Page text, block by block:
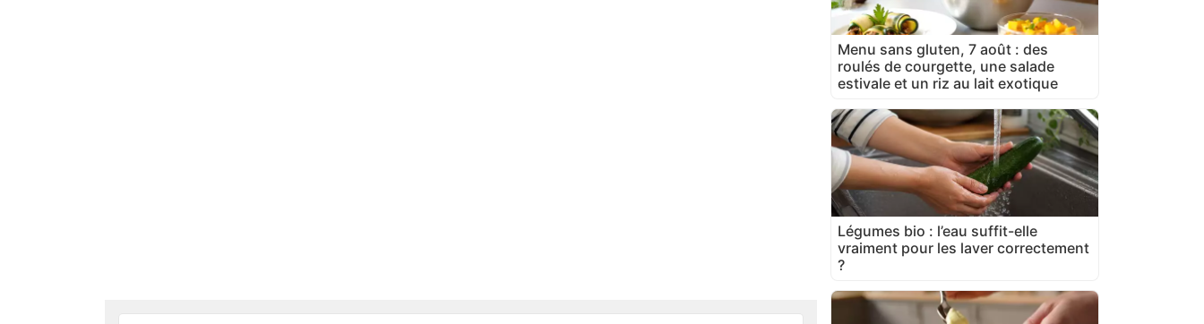
Menu sans gluten, 7 août : des
roulés de courgette, une salade
estivale et un riz au lait exotique
Légumes bio : l’eau suffit-elle
vraiment pour les laver correctement
?